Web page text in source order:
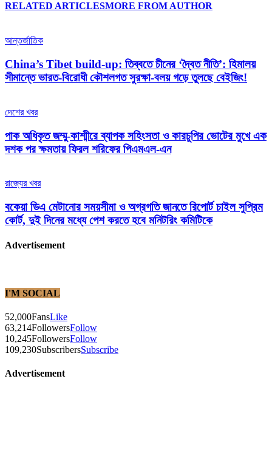
RELATED ARTICLESMORE FROM AUTHOR
আন্তর্জাতিক
China’s Tibet build-up: তিব্বতে চীনের ‘দ্বৈত নীতি’: হিমালয়
সীমান্তে ভারত-বিরোধী কৌশলগত সুরক্ষা-বলয় গড়ে তুলছে বেইজিং!
দেশের খবর
পাক অধিকৃত জম্মু-কাশ্মীরে ব্যাপক সহিংসতা ও কারচুপির ভোটের মুখে এক
দশক পর ক্ষমতায় ফিরল শরিফের পিএমএল-এন
রাজ্যের খবর
বকেয়া ডিএ মেটানোর সময়সীমা ও অগ্রগতি জানতে রিপোর্ট চাইল সুপ্রিম
কোর্ট, দুই দিনের মধ্যে পেশ করতে হবে মনিটরিং কমিটিকে
Advertisement
I'M SOCIAL
52,000FansLike
63,214FollowersFollow
10,245FollowersFollow
109,230SubscribersSubscribe
Advertisement